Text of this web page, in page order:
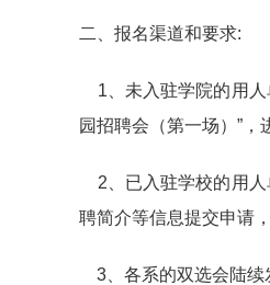
二、报名渠道和要求:
1、未入驻学院的用人
园招聘会（第一场）”，
2、已入驻学校的用人
聘简介等信息提交申请
3、各系的双选会陆续